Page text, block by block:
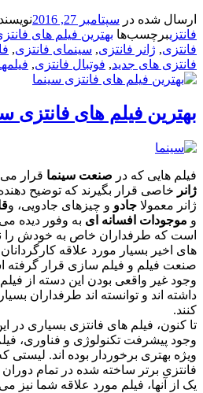
ارسال شده در سپتامبر 27, 2016
فانتزیبرچسب‌ها بهترین فیلم های
فانتزی, ژانر فانتزی, سینمای فانتزی,
فانتزی های جدید, فوتبال فانتزی,
بهترین فیلم های فانتزی
فیلم هایی که در صنعت سینما قرار می
ژانر خاصی قرار بگیرند که توضیح
ژانر معمولا جادو و چیزهای جادویی، و
و موجودات افسانه ای به وفور دیده
است که طرفداران خاص به خودش را
های اخیر بسیار مورد علاقه
صنعت فیلم و فیلم سازی قرار گرفته
وجود غیر واقعی بودن این دسته از
داشته اند و توانسته اند طرفداران
کنند.
تا کنون، فیلم های فانتزی بسیاری در
وجود پیشرفت تکنولوژی و فناوری،
ویژه بهتری برخوردار بوده اند. لیستی
فانتزی برتر ساخته شده در تمام
یک از آنها، فیلم مورد علاقه شما نیز